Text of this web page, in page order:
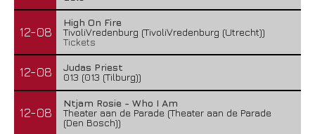
12-08
High On Fire
TivoliVredenburg (TivoliVredenburg (Utrecht))
Tickets
12-08
Judas Priest
013 (013 (Tilburg))
12-08
Ntjam Rosie - Who I Am
Theater aan de Parade (Theater aan de Parade
(Den Bosch))